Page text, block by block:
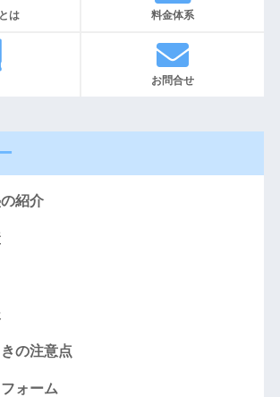
は 料金体系
お問合せ
紹介
の注意点
ォーム